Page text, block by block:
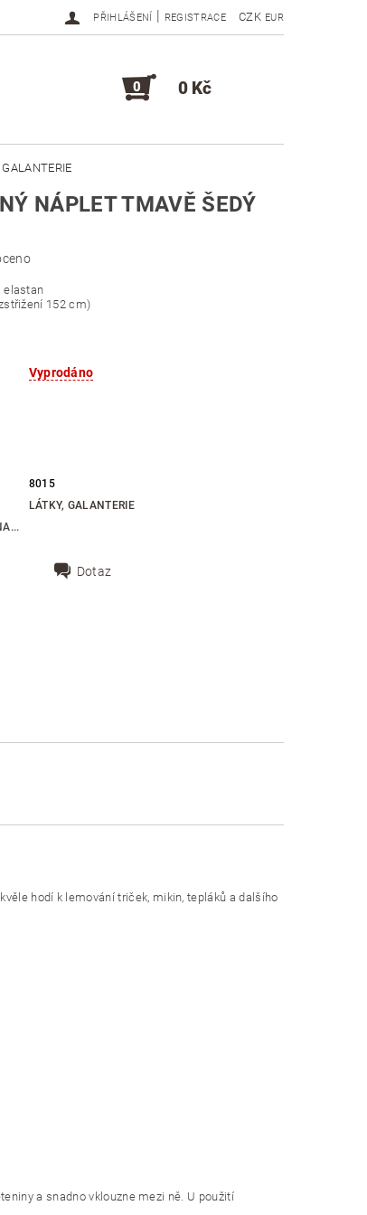
CZK EUR
PŘIHLÁŠENÍ | REGISTRACE
0 0 Kč
GALANTERIE
KOMPONENTY
NÁPLET TMAVĚ ŠEDÝ
elastan
152 cm)
Vyprodáno
8015
LÁTKY, GALANTERIE
Dotaz
hodí k lemování triček, mikin, tepláků a dalšího
a snadno vklouzne mezi ně. U použití